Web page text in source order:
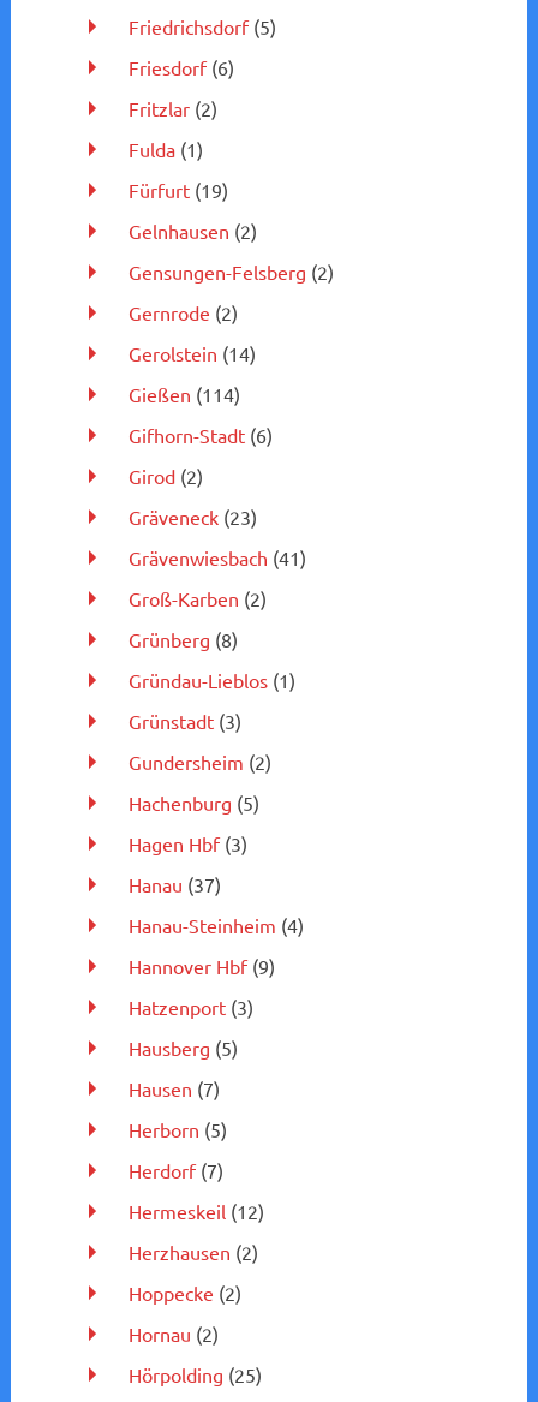
Friedrichsdorf(5)
Friesdorf(6)
Fritzlar(2)
Fulda(1)
Fürfurt(19)
Gelnhausen (2)
Gensungen-Felsberg (2)
Gernrode (2)
Gerolstein (14)
Gießen (114)
Gifhorn-Stadt(6)
Girod(2)
Gräveneck(23)
Grävenwiesbach (41)
Groß-Karben (2)
Grünberg (8)
Gründau-Lieblos(1)
Grünstadt(3)
Gundersheim (2)
Hachenburg (5)
Hagen Hbf(3)
Hanau (37)
Hanau-Steinheim (4)
Hannover Hbf(9)
Hatzenport(3)
Hausberg (5)
Hausen (7)
Herborn (5)
Herdorf(7)
Hermeskeil(12)
Herzhausen (2)
Hoppecke (2)
Hornau (2)
Hörpolding (25)